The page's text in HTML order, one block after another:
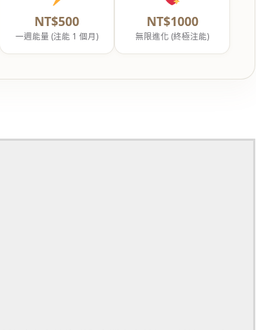
NT$500
一週能量 (注能 1 個月)
NT$1000
無限進化 (終極注能)